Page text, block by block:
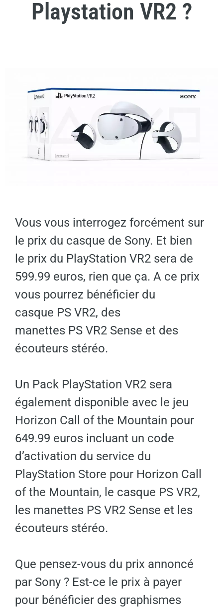
Playstation VR2 ?
Vous vous interrogez forcément sur
le prix du casque de Sony. Et bien
le prix du PlayStation VR2 sera de
599.99 euros, rien que ça. A ce prix
vous pourrez bénéficier du
casque PS VR2, des
manettes PS VR2 Sense et des
écouteurs stéréo.
Un Pack PlayStation VR2 sera
également disponible avec le jeu
Horizon Call of the Mountain pour
649.99 euros incluant un code
d’activation du service du
PlayStation Store pour Horizon Call
of the Mountain, le casque PS VR2,
les manettes PS VR2 Sense et les
écouteurs stéréo.
Que pensez-vous du prix annoncé
par Sony ? Est-ce le prix à payer
pour bénéficier des graphismes